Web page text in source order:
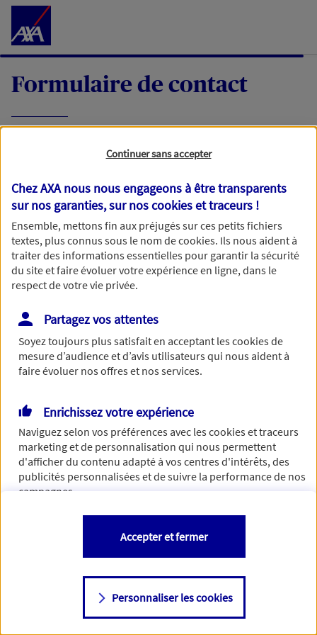
Accéder au Contenu
Formulaire de contact
demande, nous vous répondrons dans les
meilleurs délais par mail ou par téléphone.
Votre message :
Vous disposez de droits sur les informations vous concernant. Pour
plus d’informations,cliquez ici.
Continuer sans accepter
Chez AXA nous nous engageons à être transparents
sur nos garanties, sur noscookies et traceurs !
Ensemble, mettons fin aux préjugés sur ces petits fichiers
textes, plus connus sous le nom decookies. Ils nous aident à
traiter des informations essentielles pour garantir la sécurité
du site et faire évoluer votre expérience en ligne, dans le
respect de votre vie privée.
Partagez vos attentes
Soyez toujours plus satisfait en acceptant lescookiesde
mesure d’audience et d’avis utilisateurs qui nous aident à
faire évoluer nos offres et nos services.
Enrichissez votre expérience
Naviguez selon vos préférences avec lescookies et traceurs
marketing et de personnalisation qui nous permettent
d'afficher du contenu adapté à vos centres d'intérêts, des
publicités personnalisées et de suivre la performance de nos
campagnes.
Vous êtes libre de les accepter, de les refuser comme de
changer d'avis à tout moment en allant sur
Consulter notre politique decookies
Personnaliser les cookies
Accepter et fermer